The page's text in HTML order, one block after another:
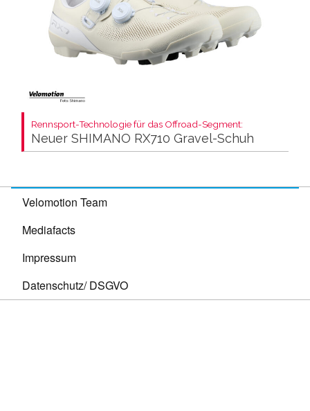
Rennsport-Technologie für das Offroad-Segment:
Neuer SHIMANO RX710 Gravel-Schuh
Velomotion Team
Mediafacts
Impressum
Datenschutz/ DSGVO